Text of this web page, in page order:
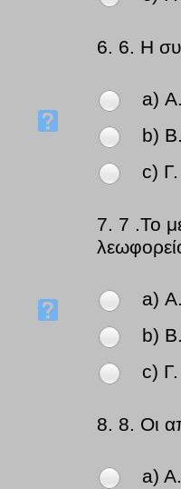
6. 6. Η
a)
b)
c)
7. 7 .Το
a)
b)
c)
8. 8. Οι
a)